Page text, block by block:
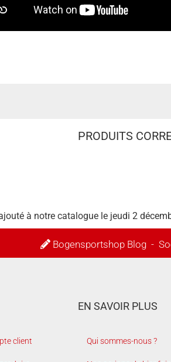
PRODUITS
à notre catalogue le jeudi 2
Bogensportshop Blog-
client
EN SAVOIR PLUS
Qui sommes-nous ?